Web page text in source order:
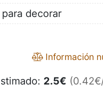
decorar
Información
2.5€